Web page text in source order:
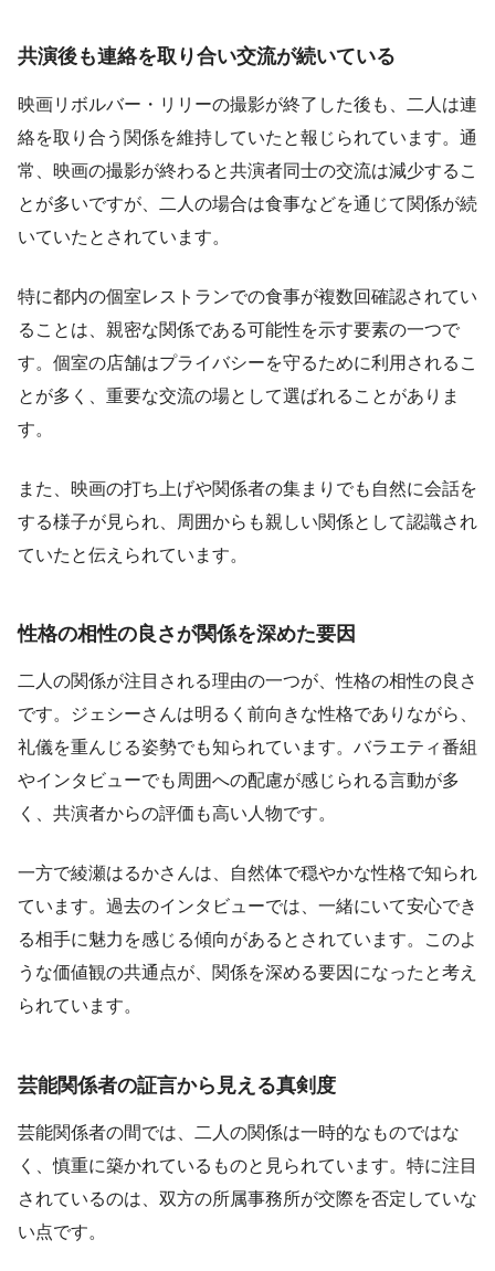
共演後も連絡を取り合い交流が続いている
映画リボルバー・リリーの撮影が終了した後も、二人は連
絡を取り合う関係を維持していたと報じられています。通
常、映画の撮影が終わると共演者同士の交流は減少するこ
とが多いですが、二人の場合は食事などを通じて関係が続
いていたとされています。
特に都内の個室レストランでの食事が複数回確認されてい
ることは、親密な関係である可能性を示す要素の一つで
す。個室の店舗はプライバシーを守るために利用されるこ
とが多く、重要な交流の場として選ばれることがありま
す。
また、映画の打ち上げや関係者の集まりでも自然に会話を
する様子が見られ、周囲からも親しい関係として認識され
ていたと伝えられています。
性格の相性の良さが関係を深めた要因
二人の関係が注目される理由の一つが、性格の相性の良さ
です。ジェシーさんは明るく前向きな性格でありながら、
礼儀を重んじる姿勢でも知られています。バラエティ番組
やインタビューでも周囲への配慮が感じられる言動が多
く、共演者からの評価も高い人物です。
一方で綾瀬はるかさんは、自然体で穏やかな性格で知られ
ています。過去のインタビューでは、一緒にいて安心でき
る相手に魅力を感じる傾向があるとされています。このよ
うな価値観の共通点が、関係を深める要因になったと考え
られています。
芸能関係者の証言から見える真剣度
芸能関係者の間では、二人の関係は一時的なものではな
く、慎重に築かれているものと見られています。特に注目
されているのは、双方の所属事務所が交際を否定していな
い点です。